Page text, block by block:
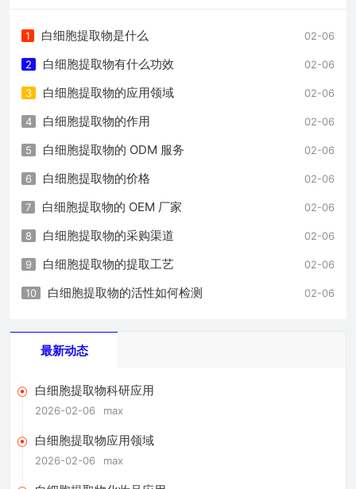
02-06
1 白细胞提取物是什么
02-06
2 白细胞提取物有什么功效
02-06
3 白细胞提取物的应用领域
02-06
4 白细胞提取物的作用
02-06
5 白细胞提取物的 ODM 服务
02-06
6 白细胞提取物的价格
02-06
7 白细胞提取物的 OEM 厂家
02-06
8 白细胞提取物的采购渠道
02-06
9 白细胞提取物的提取工艺
02-06
10 白细胞提取物的活性如何检测
最新动态
白细胞提取物科研应用
2026-02-06 max
白细胞提取物应用领域
2026-02-06 max